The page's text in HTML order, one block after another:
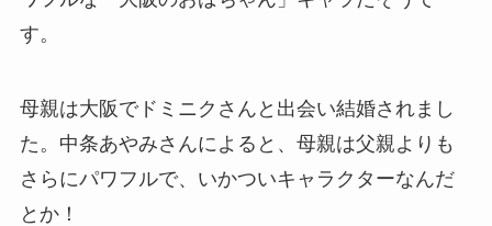
す。
母親は大阪でドミニクさんと出会い結婚されまし
た。中条あやみさんによると、母親は父親よりも
さらにパワフルで、いかついキャラクターなんだ
とか！